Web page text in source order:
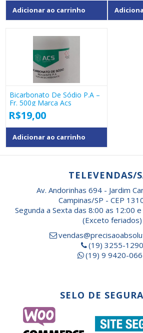
Adicionar ao carrinho
Bicarbonato De Sódio P.a –
Fr. 500g Marca Acs
R$19,00
Adicionar ao carrinho
TELEVENDAS/
Av. Andorinhas 694 - Jardim
Campinas/SP - CEP
Segunda a Sexta das 8:00 as 12:00
(Exceto feriados)
(19) 3255-1290
(19) 9 9420-
SELO DE